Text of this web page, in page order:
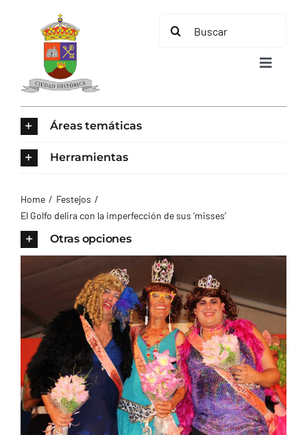
contenido
Buscar:
Toggle
AYUNTAMIENTO
CONTACTO
Áreas temáticas
Herramientas
Home
Festejos
El Golfo delira con la imperfección de sus ‘misses’
Otras opciones